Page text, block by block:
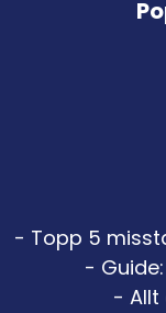
- Topp 5
-
- Allt